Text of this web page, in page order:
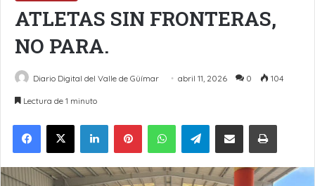
ATLETAS SIN FRONTERAS,
NO PARA.
Diario Digital del Valle de Güímar abril 11, 2026 0 104
Lectura de 1 minuto
LinkedInPinterestWhatsAppTelegramCompartir por Email Imprimir